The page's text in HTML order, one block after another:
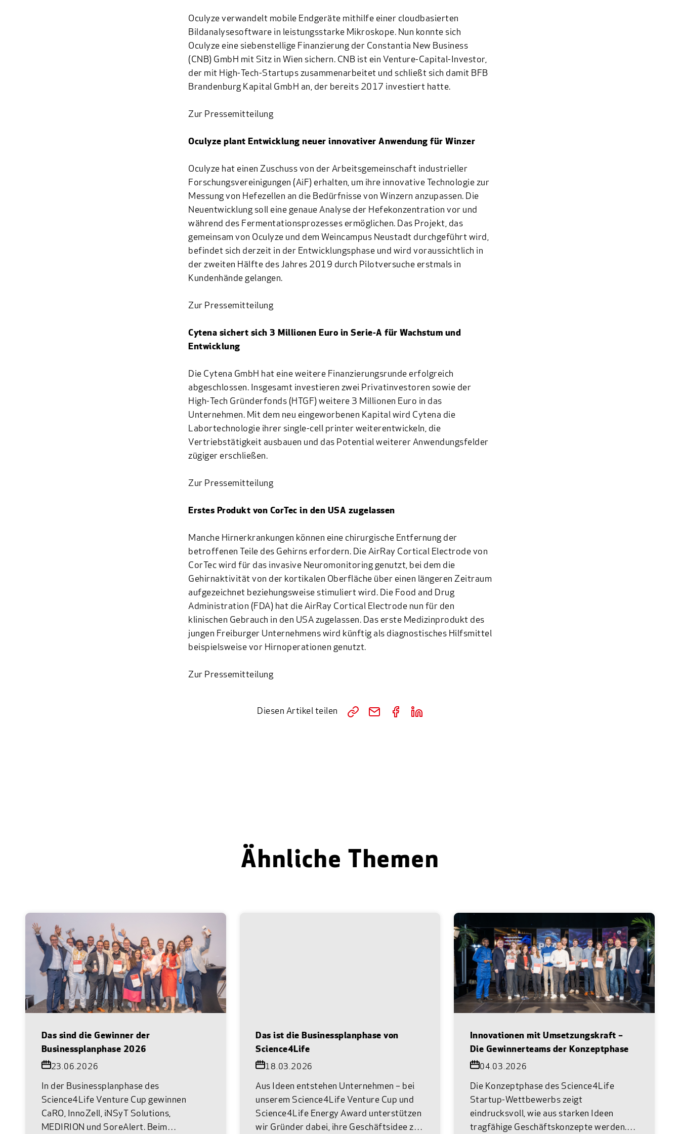
Oculyze verwandelt mobile Endgeräte mithilfe einer cloudbasierten
Bildanalysesoftware in leistungsstarke Mikroskope. Nun konnte sich
Oculyze eine siebenstellige Finanzierung der Constantia New Business
(CNB) GmbH mit Sitz in Wien sichern. CNB ist ein Venture-Capital-Investor,
der mit High-Tech-Startups zusammenarbeitet und schließt sich damit BFB
Brandenburg Kapital GmbH an, der bereits 2017 investiert hatte.
Zur Pressemitteilung
Oculyze plant Entwicklung neuer innovativer Anwendung für Winzer
Oculyze hat einen Zuschuss von der Arbeitsgemeinschaft industrieller
Forschungsvereinigungen (AiF) erhalten, um ihre innovative Technologie zur
Messung von Hefezellen an die Bedürfnisse von Winzern anzupassen. Die
Neuentwicklung soll eine genaue Analyse der Hefekonzentration vor und
während des Fermentationsprozesses ermöglichen. Das Projekt, das
gemeinsam von Oculyze und dem Weincampus Neustadt durchgeführt wird,
befindet sich derzeit in der Entwicklungsphase und wird voraussichtlich in
der zweiten Hälfte des Jahres 2019 durch Pilotversuche erstmals in
Kundenhände gelangen.
Zur Pressemitteilung
Cytena sichert sich 3 Millionen Euro in Serie-A für Wachstum und
Entwicklung
Die Cytena GmbH hat eine weitere Finanzierungsrunde erfolgreich
abgeschlossen. Insgesamt investieren zwei Privatinvestoren sowie der
High-Tech Gründerfonds (HTGF) weitere 3 Millionen Euro in das
Unternehmen. Mit dem neu eingeworbenen Kapital wird Cytena die
Labortechnologie ihrer single-cell printer weiterentwickeln, die
Vertriebstätigkeit ausbauen und das Potential weiterer Anwendungsfelder
zügiger erschließen.
Zur Pressemitteilung
Erstes Produkt von CorTec in den USA zugelassen
Manche Hirnerkrankungen können eine chirurgische Entfernung der
betroffenen Teile des Gehirns erfordern. Die AirRay Cortical Electrode von
CorTec wird für das invasive Neuromonitoring genutzt, bei dem die
Gehirnaktivität von der kortikalen Oberfläche über einen längeren Zeitraum
aufgezeichnet beziehungsweise stimuliert wird. Die Food and Drug
Administration (FDA) hat die AirRay Cortical Electrode nun für den
klinischen Gebrauch in den USA zugelassen. Das erste Medizinprodukt des
jungen Freiburger Unternehmens wird künftig als diagnostisches Hilfsmittel
beispielsweise vor Hirnoperationen genutzt.
Zur Pressemitteilung
Diesen Artikel teilen
Ähnliche Themen
Das sind die Gewinner der
Businessplanphase 2026
23.06.2026
In der Businessplanphase des
Science4Life Venture Cup gewinnen
CaRO, InnoZell, iNSyT Solutions,
MEDIRION und SoreAlert. Beim
Das ist die Businessplanphase von
Science4Life
18.03.2026
Aus Ideen entstehen Unternehmen – bei
unserem Science4Life Venture Cup und
Science4Life Energy Award unterstützen
wir Gründer dabei, ihre Geschäftsidee zu
Innovationen mit Umsetzungskraft –
Die Gewinnerteams der Konzeptphase
04.03.2026
Die Konzeptphase des Science4Life
Startup-Wettbewerbs zeigt
eindrucksvoll, wie aus starken Ideen
tragfähige Geschäftskonzepte werden.